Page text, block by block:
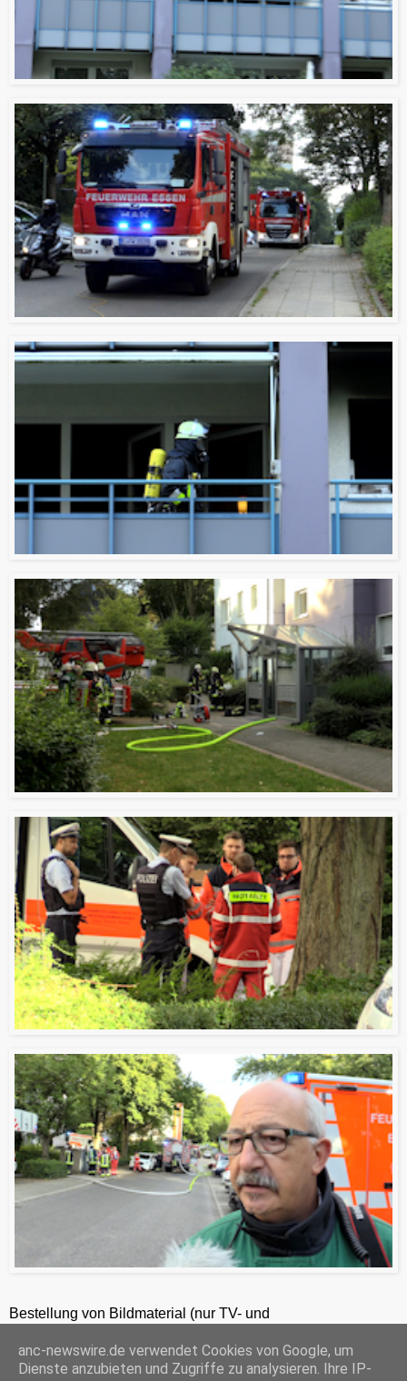
Bestellung von Bildmaterial (nur TV- und
ANC-NEWS-TELEVISION GmbH, Kruppstraße 82 – 100, 45145 Essen, HRB 12411, Amtsgericht Essen, Geschäftsführer: C. Anhuth
anc-newswire.de verwendet Cookies von Google, um
Dienste anzubieten und Zugriffe zu analysieren. Ihre IP-